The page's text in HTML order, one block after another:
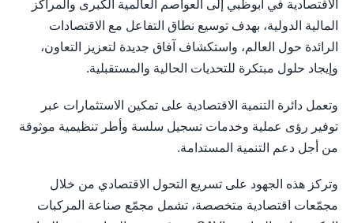
الاقتصادية في أبوظبي إلى العواصم العالمية الكبرى والمراكز
المالية الدولية، بهدف توسيع نطاق التفاعل مع الاقتصادات
الرائدة حول العالم، واستكشاف آفاق جديدة لتعزيز التعاون،
وإيجاد حلول مبتكرة للتحديات الحالية والمستقبلية.
وتعمل دائرة التنمية الاقتصادية على تمكين الاستثمارات عبر
توفير رؤى عملية وخدمات تسجيل سلسة وأطر تنظيمية موثوقة
من أجل دعم التنمية المستدامة.
وتركز هذه الجهود على تسريع التحول الاقتصادي من خلال
مجمّعات اقتصادية متخصصة، تشمل مجمّع صناعة المركبات